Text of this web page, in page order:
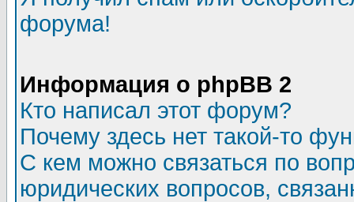
форума!
Информация о phpBB 2
Кто написал этот форум?
Почему здесь нет такой-то
С кем можно связаться по
юридических вопросов,